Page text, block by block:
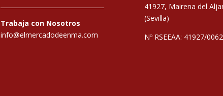
Trabaja con Nosotros
info@elmercadodeenma.com
41927, Mairena del
(Sevilla)
Nº RSEEAA: 41927/